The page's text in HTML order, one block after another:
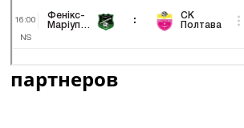
партнеров